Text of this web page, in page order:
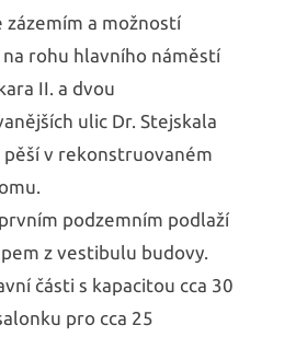
zázemím a možností
rohu hlavního náměstí
II. a dvou
ulic Dr. Stejskala
pěší v rekonstruovaném
podzemním podlaží
z vestibulu budovy.
části s kapacitou cca 30
pro cca 25